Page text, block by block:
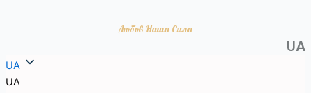
Любов Наша Сила
UА
UA
UA